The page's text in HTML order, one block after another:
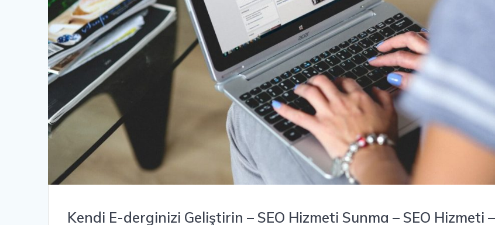
Kendi E-derginizi Geliştirin – SEO Hizmeti Sunma – SEO Hizmeti